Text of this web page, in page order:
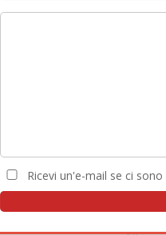
Ricevi un'e-mail se ci